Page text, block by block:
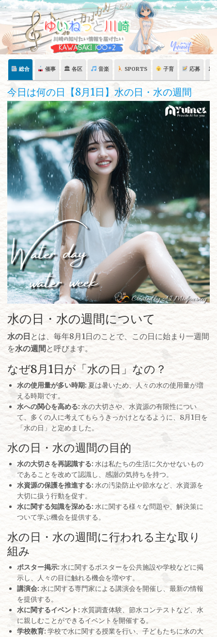
Skip
content
総合 催事 🏛 各区 音楽 SPORTS 子育 応募 🏛
今日は何の日【8月1日】水の日・水の週間
水の日・水の週間について
水の日 とは、毎年8月1日のことで、この日に始まり一週間
を水の週間 と呼びます。
なぜ8月1日が「水の日」なの？
水の使用量が多い時期: 夏は暑いため、人々の水の使用量が増
える時期です。
水への関心を高める: 水の大切さや、水資源の有限性につい
て、多くの人に考えてもらうきっかけとなるように、8月1日を
「水の日」と定めました。
水の日・水の週間の目的
水の大切さを再認識する: 水は私たちの生活に欠かせないもの
であることを改めて認識し、感謝の気持ちを持つ。
水資源の保護を推進する: 水の汚染防止や節水など、水資源を
大切に扱う行動を促す。
水に関する知識を深める:水に関する様々な問題や、解決策に
ついて学ぶ機会を提供する。
水の日・水の週間に行われる主な取り
組み
ポスター掲示:水に関するポスターを公共施設や学校などに掲
示し、人々の目に触れる機会を増やす。
講演会: 水に関する専門家による講演会を開催し、最新の情報
を提供する。
水に関するイベント: 水質調査体験、節水コンテストなど、水
に親しむことができるイベントを開催する。
学校教育: 学校で水に関する授業を行い、子どもたちに水の大